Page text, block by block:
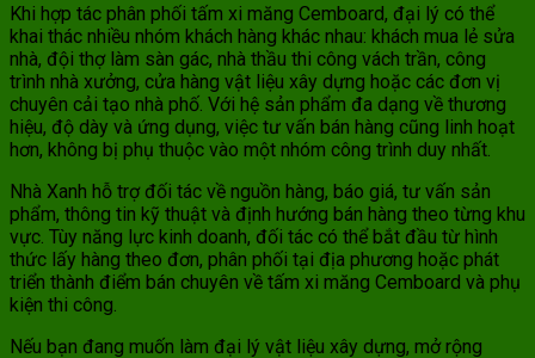
Khi hợp tác phân phối tấm xi măng Cemboard, đại lý có thể
khai thác nhiều nhóm khách hàng khác nhau: khách mua lẻ sửa
nhà, đội thợ làm sàn gác, nhà thầu thi công vách trần, công
trình nhà xưởng, cửa hàng vật liệu xây dựng hoặc các đơn vị
chuyên cải tạo nhà phố. Với hệ sản phẩm đa dạng về thương
hiệu, độ dày và ứng dụng, việc tư vấn bán hàng cũng linh hoạt
hơn, không bị phụ thuộc vào một nhóm công trình duy nhất.
Nhà Xanh hỗ trợ đối tác về nguồn hàng, báo giá, tư vấn sản
phẩm, thông tin kỹ thuật và định hướng bán hàng theo từng khu
vực. Tùy năng lực kinh doanh, đối tác có thể bắt đầu từ hình
thức lấy hàng theo đơn, phân phối tại địa phương hoặc phát
triển thành điểm bán chuyên về tấm xi măng Cemboard và phụ
kiện thi công.
Nếu bạn đang muốn làm đại lý vật liệu xây dựng, mở rộng